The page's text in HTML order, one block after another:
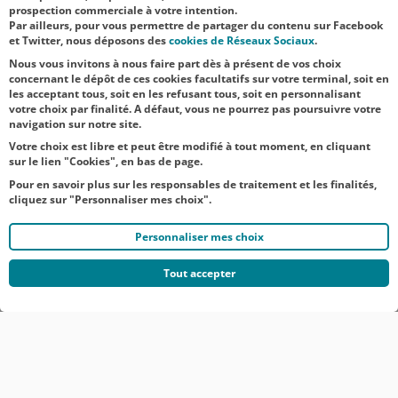
NOS
ACTUALITÉS
TOUTES NOS ACTUALITÉS
prospection commerciale à votre intention.
Par ailleurs, pour vous permettre de partager du contenu sur Facebook
et Twitter, nous déposons descookies de Réseaux Sociaux.
Nous vous invitons à nous faire part dès à présent de vos choix
concernant le dépôt de ces cookies facultatifs sur votre terminal, soit en
les acceptant tous, soit en les refusant tous, soit en personnalisant
votre choix par finalité. A défaut, vous ne pourrez pas poursuivre votre
navigation sur notre site.
Votre choix est libre et peut être modifié à tout moment, en cliquant
sur le lien "Cookies", en bas de page.
Pour en savoir plus sur les responsables de traitement et les finalités,
cliquez sur "Personnaliser mes choix".
Personnaliser mes choix
Tout accepter